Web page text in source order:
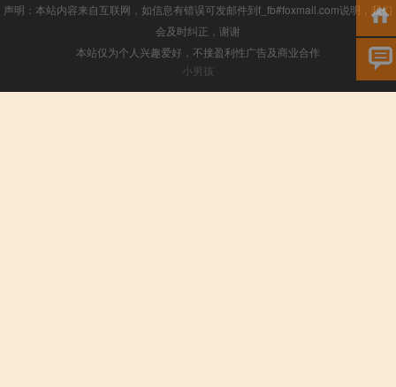
声明：本站内容来自互联网，如信息有错误可发邮件到f_fb#foxmail.com说明，我们
会及时纠正，谢谢
本站仅为个人兴趣爱好，不接盈利性广告及商业合作
小男孩